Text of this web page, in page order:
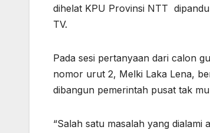
dihelat KPU Provinsi NTT
TV.
Pada sesi pertanyaan dari calon
nomor urut 2, Melki Laka Lena,
dibangun pemerintah pusat tak
“Salah satu masalah yang